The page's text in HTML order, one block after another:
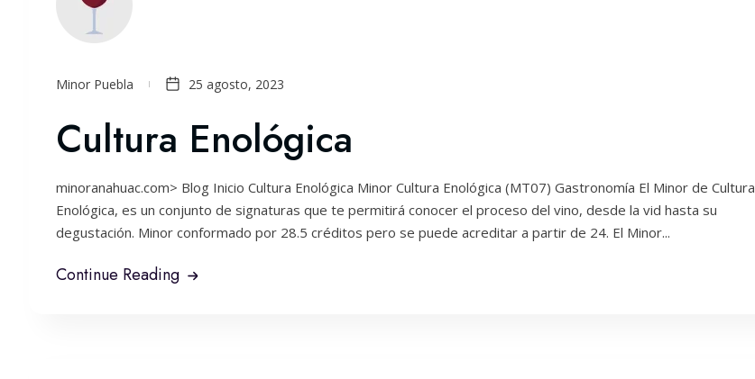
Minor Puebla 25 agosto, 2023
Cultura Enológica
minoranahuac.com> Blog Inicio Cultura Enológica Minor Cultura Enológica (MT07) Gastronomía El Minor de Cultura
Enológica, es un conjunto de signaturas que te permitirá conocer el proceso del vino, desde la vid hasta su
degustación. Minor conformado por 28.5 créditos pero se puede acreditar a partir de 24. El Minor...
Continue Reading